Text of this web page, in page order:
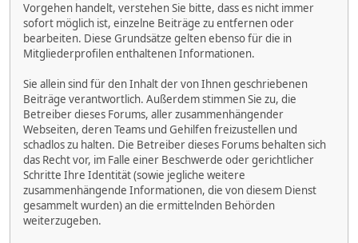
Vorgehen handelt, verstehen Sie bitte, dass es nicht immer
sofort möglich ist, einzelne Beiträge zu entfernen oder
bearbeiten. Diese Grundsätze gelten ebenso für die in
Mitgliederprofilen enthaltenen Informationen.
Sie allein sind für den Inhalt der von Ihnen geschriebenen
Beiträge verantwortlich. Außerdem stimmen Sie zu, die
Betreiber dieses Forums, aller zusammenhängender
Webseiten, deren Teams und Gehilfen freizustellen und
schadlos zu halten. Die Betreiber dieses Forums behalten sich
das Recht vor, im Falle einer Beschwerde oder gerichtlicher
Schritte Ihre Identität (sowie jegliche weitere
zusammenhängende Informationen, die von diesem Dienst
gesammelt wurden) an die ermittelnden Behörden
weiterzugeben.